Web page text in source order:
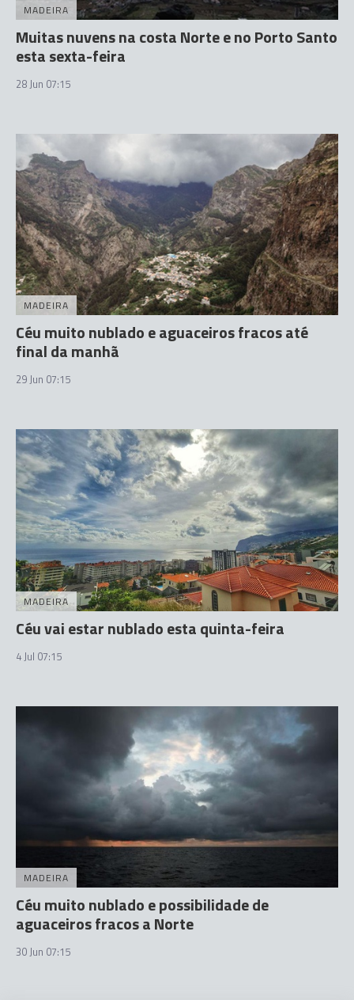
MADEIRA
Muitas nuvens na costa Norte e no Porto Santo
esta sexta-feira
28 Jun 07:15
MADEIRA
Céu muito nublado e aguaceiros fracos até
final da manhã
29 Jun 07:15
MADEIRA
Céu vai estar nublado esta quinta-feira
4 Jul 07:15
MADEIRA
Céu muito nublado e possibilidade de
aguaceiros fracos a Norte
30 Jun 07:15